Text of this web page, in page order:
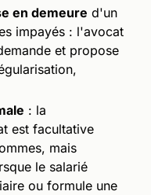
en demeure d'un
impayés : l'avocat
et propose
: la
est facultative
mais
le salarié
ou formule une